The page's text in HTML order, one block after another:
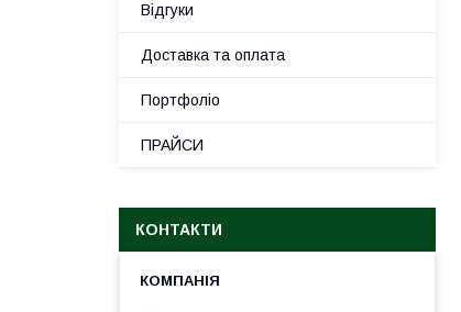
Відгуки
Доставка та оплата
Портфоліо
ПРАЙСИ
КОНТАКТИ